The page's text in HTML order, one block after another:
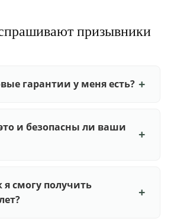
призывники
гарантии у меня есть?
и безопасны ли ваши
я смогу получить